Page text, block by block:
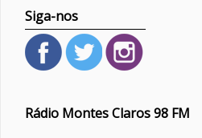
Siga-nos
Rádio Montes Claros 98 FM